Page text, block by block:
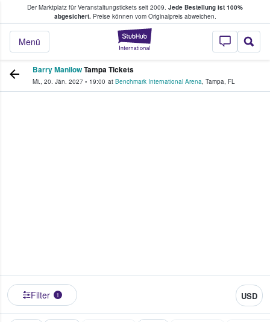
Der Marktplatz für Veranstaltungstickets seit 2009. Jede Bestellung ist 100%
abgesichert.Preise können vom Originalpreis abweichen.
StubHub - Wo
Menü
Tickets kaufen & verkaufen
Barry ManilowTampa Tickets
Mi., 20. Jän. 2027 • 19:00 at Benchmark International Arena, Tampa, FL
Filter 1 USD